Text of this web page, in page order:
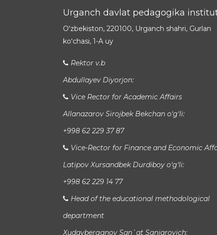
Urganch davlat pedagogika
Oʻzbekiston, 220100, Urganch shahri, Gurlan
koʻchasi, 1-A uy
Rektor v.b
Abdullayev Diyorjon:
Vice Rector for Academic Affairs
Allanazarov Sirojbek Bekchan o‘g‘li:
+998 62 229 37 87
Vice-Rector for Finance and Economic
Latipov Xursandbek Durdiboy o‘g‘li:
+998 62 229 14 77
Head of the educational methodological
department
Xudayberganov San`at Sanjarovich: